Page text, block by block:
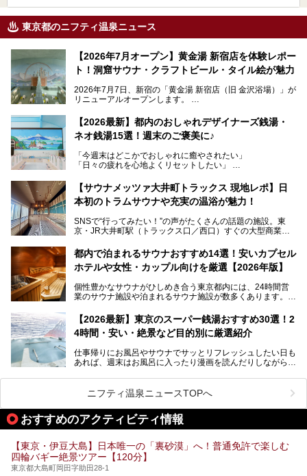
東京都のニフティ温泉ニュース
【2026年7月オープン】黄金湯 新宿店を体験レポー
ト！洞窟サウナ・クラフトビール・タイル絵が魅力
2026年7月7日、新宿の「黄金湯 新宿店（旧 金沢浴場）」が
リニューアルオープンします。
レトロでノスタルジックなタイル絵はそのまま、昔からここ
を知る地元の人にも、新しく足を運んでくれる人にも愛され
る、今の時代の"銭湯"として生まれ変わりました。洞窟のよ
ビアバーなど、新しく登場したスポットも併せて紹介しま
す。充実した設備があるのに、基本の入浴料が銭湯価格の5
【2026最新】都内のおしゃれデザイナーズ銭湯・
ネオ銭湯15選！週末のご褒美に♪
「今週末はどこかでおしゃれに癒やされたい」
「日々の疲れを心地よくリセットしたい」
となっている新しいスタイルの銭湯です。
最近、SNSやメディアで「デザイナーズ銭湯」や「ネオ銭
本記事では、そもそもこれらがどんな銭湯なのか、その気に
いおしゃれな名店15選を、おすすめの順番で一挙にご紹介
します。
【サウナメッツァ大井町トラックス 現地レポ】日
本初のトラムサウナや充実の温浴が魅力！
SNSで“行ってみたい！”の声がたくさんの話題の施設。東
京・JR大井町駅（トラックス口／西口）すぐの大型商業施
ツァ大井町トラックス」がニューオープン。施設の様子をレ
ポ―トします。
都内で泊まれるサウナおすすめ14選！安いカプセル
ホテルや女性・カップル向けを厳選【2026年版】
個性豊かなサウナがひしめき合う東京都内には、24時間営
業のサウナ施設や泊まれるサウナ施設が数多くあります。
を旅の目的とする「サ旅」や自分へのご褒美のための宿泊な
ど、自分の好きなタイミングで好きなだけサ活ができるのが
魅力です。
最近では、男性専用施設だけでなく、カップルや女性に嬉し
い個室サウナも増えてきました。
ら、特におすすめしたい施設14選をご紹介します。
してみてください。
【2026最新】東京のスーパー銭湯おすすめ30選！2
4時間・安い・絶景など目的別に厳選紹介
仕事帰りにお風呂やサウナでサッとリフレッシュしたい日も
あれば、週末はお風呂に入ったり漫画を読んだりしながら一
また、終電を逃してしまい、「このまま朝までゆっくりでき
る場所があれば」と探した経験がある人も多いのではないで
しょうか。
そこで本記事では、東京でおすすめのスーパー銭湯を、目的
24時間営業で宿泊できる施設や、1,000円以下で楽しめる安
い施設、デートや休日レジャーにもぴったりなエンタメ要素
が充実した施設など、利用のシーンに合わせて参考にしてく
ニフティ温泉ニュースTOPへ
おすすめのアクティビティ情報
【東京・伊豆大島】日本唯一の「裏砂漠」へ！普通免許で楽しむ
四輪バギー絶景ツアー【120分】
東京都大島町岡田字助田28-1